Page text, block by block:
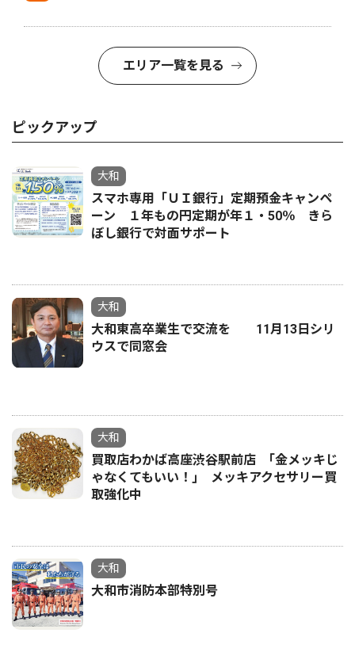
エリア一覧を見る
ピックアップ
大和
スマホ専用「ＵＩ銀行」定期預金キャンペ
ーン １年もの円定期が年１・50％ きら
ぼし銀行で対面サポート
大和
大和東高卒業生で交流を 11月13日シリ
ウスで同窓会
大和
買取店わかば高座渋谷駅前店 ｢金メッキじ
ゃなくてもいい！｣ メッキアクセサリー買
取強化中
大和
大和市消防本部特別号